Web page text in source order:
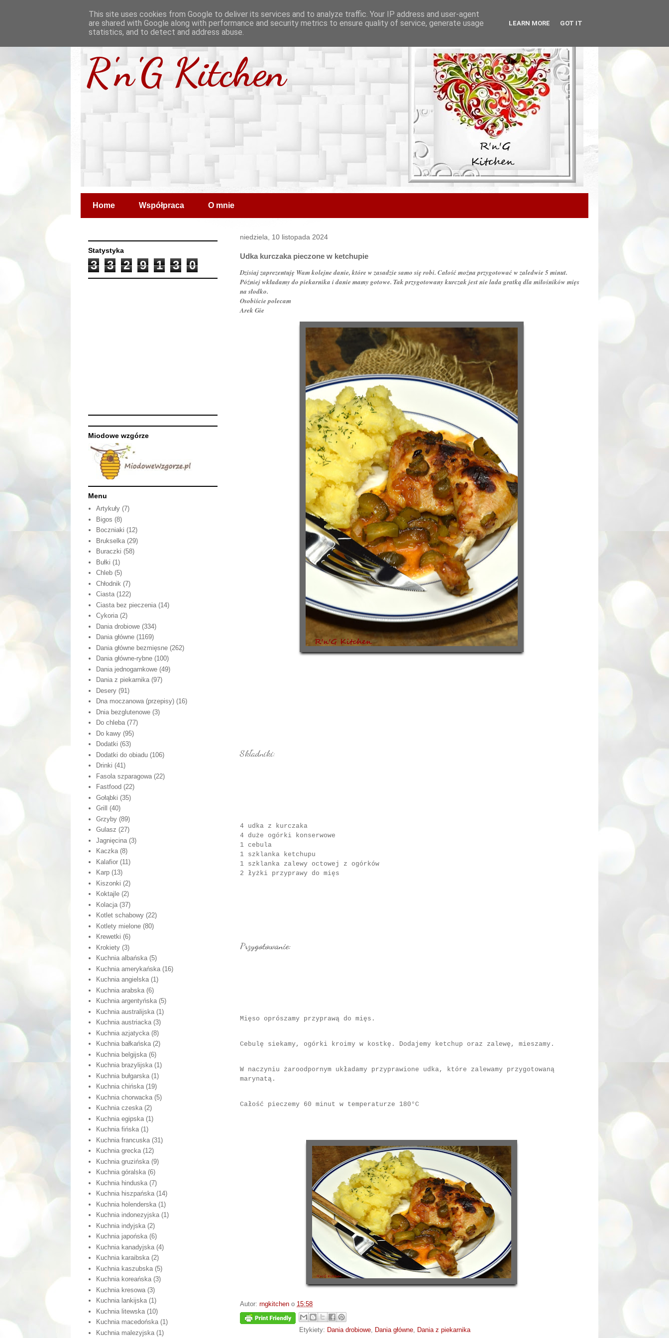
R'n'G Kitchen
Home Współpraca O mnie
niedziela, 10 listopada 2024
Udka kurczaka pieczone w ketchupie
Dzisiaj zaprezentuję Wam kolejne danie, które w zasadzie samo się robi. Całość można przygotować w zaledwie 5 minut.
Później wkładamy do piekarnika i danie mamy gotowe. Tak przygotowany kurczak jest nie lada gratką dla miłośników mięs
na słodko.
Osobiście polecam
Arek Gie
Składniki:
4 udka z kurczaka
4 duże ogórki konserwowe
1 cebula
1 szklanka ketchupu
1 szklanka zalewy octowej z ogórków
2 łyżki przyprawy do mięs
Przygotowanie:
Mięso oprószamy przyprawą do mięs.
Cebulę siekamy, ogórki kroimy w kostkę. Dodajemy ketchup oraz zalewę, mieszamy.
W naczyniu żaroodpornym układamy przyprawione udka, które zalewamy przygotowaną
marynatą.
Całość pieczemy 60 minut w temperaturze 180°C
Autor: rngkitchen o 15:58
Etykiety: Dania drobiowe, Dania główne, Dania z piekarnika
Statystyka
3 3 2 9 1 3 0
Miodowe wzgórze
Menu
Artykuły (7)
Bigos (8)
Boczniaki (12)
Brukselka (29)
Buraczki (58)
Bułki (1)
Chleb (5)
Chłodnik (7)
Ciasta (122)
Ciasta bez pieczenia (14)
Cykoria (2)
Dania drobiowe (334)
Dania główne (1169)
Dania główne bezmięsne (262)
Dania główne-rybne (100)
Dania jednogarnkowe (49)
Dania z piekarnika (97)
Desery (91)
Dna moczanowa (przepisy) (16)
Dnia bezglutenowe (3)
Do chleba (77)
Do kawy (95)
Dodatki (63)
Dodatki do obiadu (106)
Drinki (41)
Fasola szparagowa (22)
Fastfood (22)
Gołąbki (35)
Grill
(40)
Grzyby (89)
Gulasz (27)
Jagnięcina (3)
Kaczka (8)
Kalafior (11)
Karp (13)
Kiszonki (2)
Koktajle (2)
Kolacja (37)
Kotlet schabowy (22)
Kotlety mielone (80)
Krewetki (6)
Krokiety (3)
Kuchnia albańska (5)
Kuchnia amerykańska (16)
Kuchnia angielska (1)
Kuchnia arabska (6)
Kuchnia argentyńska (5)
Kuchnia australijska (1)
Kuchnia austriacka (3)
Kuchnia azjatycka (8)
Kuchnia bałkańska (2)
Kuchnia belgijska (6)
Kuchnia brazylijska (1)
Kuchnia bułgarska (1)
Kuchnia chińska (19)
Kuchnia chorwacka (5)
Kuchnia czeska (2)
Kuchnia egipska (1)
Kuchnia fińska (1)
Kuchnia francuska (31)
Kuchnia grecka (12)
Kuchnia gruzińska (9)
Kuchnia góralska (6)
Kuchnia hinduska (7)
Kuchnia hiszpańska (14)
Kuchnia holenderska (1)
Kuchnia indonezyjska (1)
Kuchnia indyjska (2)
Kuchnia japońska (6)
Kuchnia kanadyjska (4)
Kuchnia karaibska (2)
Kuchnia kaszubska (5)
Kuchnia koreańska (3)
Kuchnia kresowa (3)
Kuchnia lankijska (1)
Kuchnia litewska (10)
Kuchnia macedońska (1)
Kuchnia malezyjska (1)
This site uses cookies from Google to deliver its services and to analyze traffic. Your IP address and user-agent
are shared with Google along with performance and security metrics to ensure quality of service, generate usage
statistics, and to detect and address abuse.
LEARN MORE GOT IT